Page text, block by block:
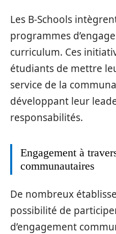
Les B-Schools
programmes
curriculum. Ces
étudiants de mettre
service de la
développant leur
responsabilités.
Engagement à
communautaires
De nombreux
possibilité de
d’engagement